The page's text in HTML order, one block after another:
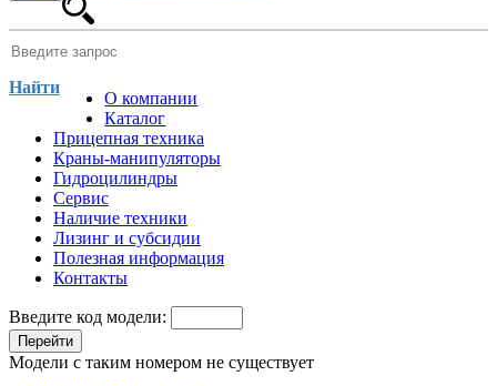
Найти
О компании
Каталог
Прицепная техника
Краны-манипуляторы
Гидроцилиндры
Сервис
Наличие техники
Лизинг и субсидии
Полезная информация
Контакты
Введите код модели:
Перейти
Модели с таким номером не существует